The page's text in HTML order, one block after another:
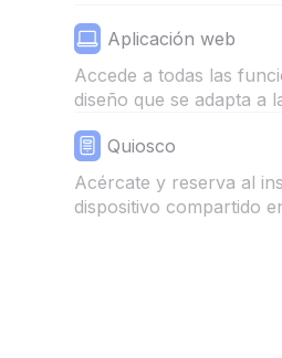
Aplicación web
Accede a todas las
diseño que se adapta a
Quiosco
Acércate y reserva al
dispositivo compartido